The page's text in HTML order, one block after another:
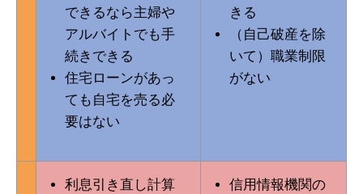
できるなら主婦や
アルバイトでも手
続きできる
住宅ローンがあっ
ても自宅を売る必
要はない
きる
（自己破産を除
いて）職業制限
がない
利息引き直し計算
信用情報機関の